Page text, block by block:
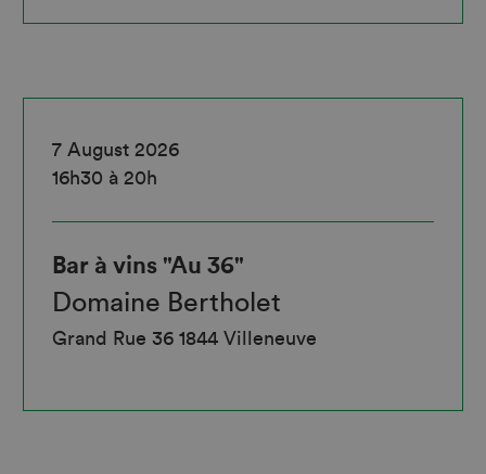
7 August 2026
16h30 à 20h
Bar à vins "Au 36"
Domaine Bertholet
Grand Rue 36 1844 Villeneuve